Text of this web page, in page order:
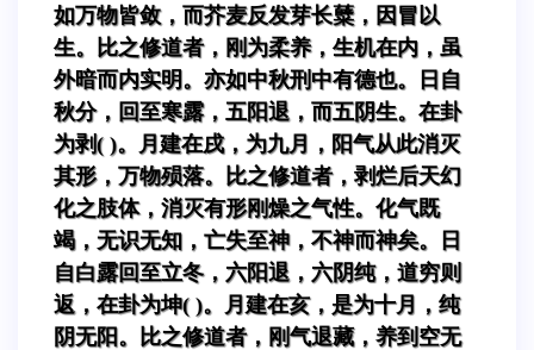
如万物皆敛，而芥麦反发芽长糵，因冒以
生。比之修道者，刚为柔养，生机在内，虽
外暗而内实明。亦如中秋刑中有德也。日自
秋分，回至寒露，五阳退，而五阴生。在卦
为剥( )。月建在戌，为九月，阳气从此消灭
其形，万物殒落。比之修道者，剥烂后天幻
化之肢体，消灭有形刚燥之气性。化气既
竭，无识无知，亡失至神，不神而神矣。日
自白露回至立冬，六阳退，六阴纯，道穷则
返，在卦为坤( )。月建在亥，是为十月，纯
阴无阳。比之修道者，刚气退藏，养到空无